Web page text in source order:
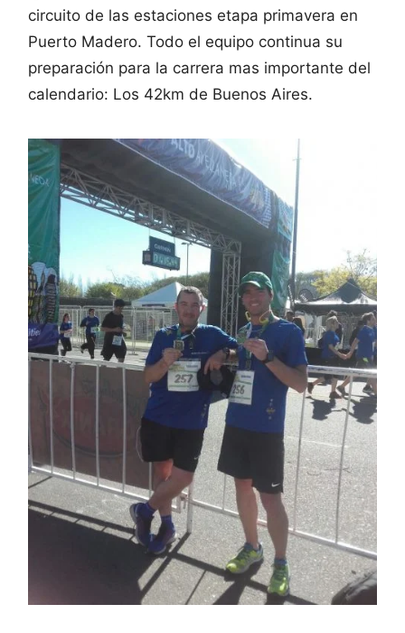
circuito de las estaciones etapa primavera en
Puerto Madero. Todo el equipo continua su
preparación para la carrera mas importante del
calendario: Los 42km de Buenos Aires.